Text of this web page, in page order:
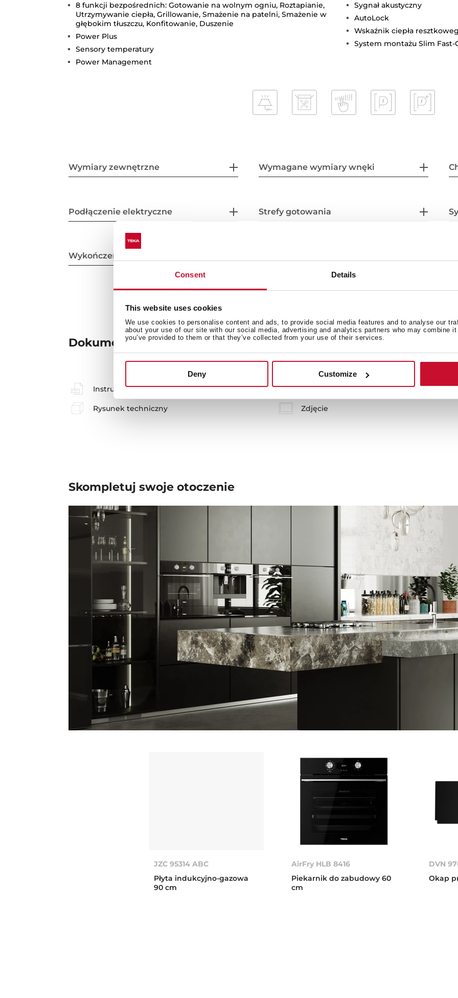
Consent Details
This website uses cookies
We use cookies to personalise content and ads, to provide social media features and to analyse our
about your use of our site with our social media, advertising and analytics partners who may combine
you’ve provided to them or that they’ve collected from your use of their services.
Deny Customize
8 funkcji bezpośrednich: Gotowanie na wolnym ogniu, Roztapianie,
Utrzymywanie ciepła, Grillowanie, Smażenie na patelni, Smażenie w
głębokim tłuszczu, Konfitowanie, Duszenie
Power Plus
Sensory temperatury
Power Management
Sygnał akustyczny
AutoLock
Wskaźnik ciepła
System montażu Slim Fast-
Wymiary zewnętrzne Wymagane wymiary wnęki
Podłączenie elektryczne Strefy gotowania
Wykończenie
Dokumentacja
Instrukcje obsługi Karta produktu
Rysunek techniczny Zdjęcie
Skompletuj swojeotoczenie
DVN
Okap
AirFry HLB 8416
Piekarnik do zabudowy 60
cm
JZC 95314 ABC
Płyta indukcyjno-gazowa
90 cm